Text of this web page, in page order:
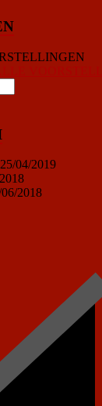
25/04/2019
2018